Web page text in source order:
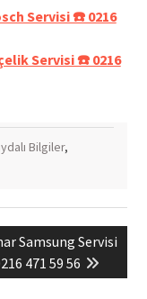
Servisi ☎️ 0216
Servisi ☎️ 0216
Bilgiler,
Samsung Servisi
471 59 56